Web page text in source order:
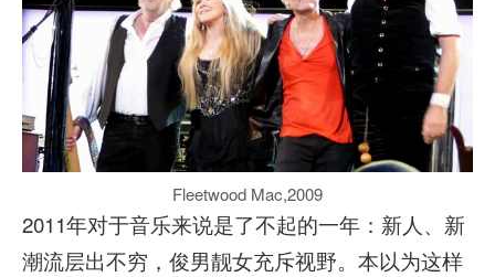
Fleetwood Mac,2009
2011年对于音乐来说是了不起的一年：新人、新
潮流层出不穷，俊男靓女充斥视野。本以为这样